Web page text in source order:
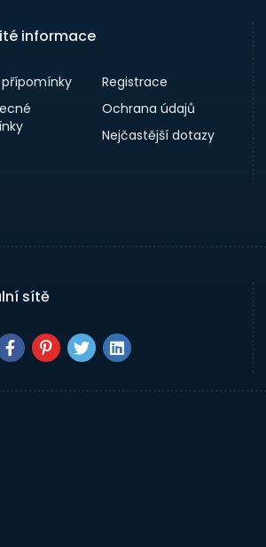
informace
přípomínky
Registrace
Ochrana údajů
Nejčastější dotazy
sítě